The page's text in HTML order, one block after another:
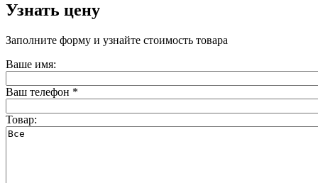
Узнать цену
Заполните форму и узнайте стоимость товара
Ваше имя:
Ваш телефон *
Товар: